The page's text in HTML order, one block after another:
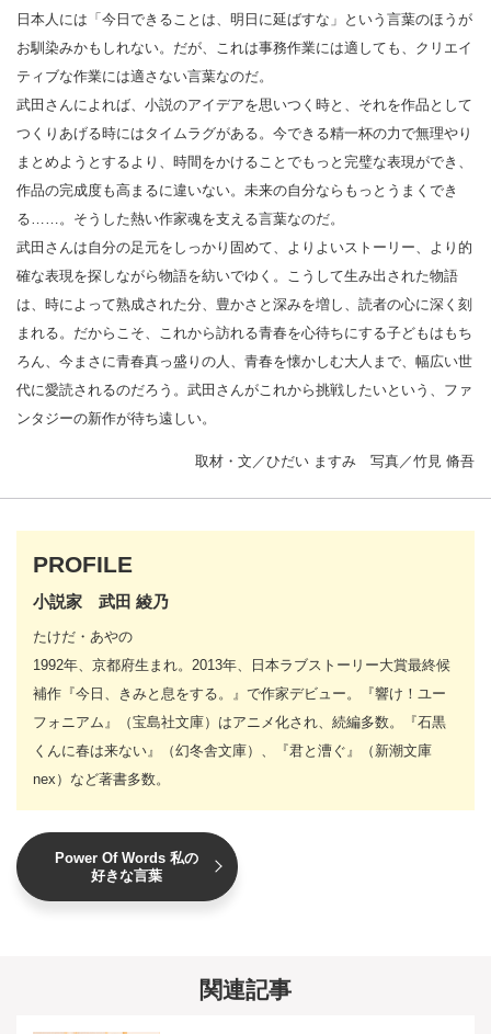
日本人には「今日できることは、明日に延ばすな」という言葉のほうが
お馴染みかもしれない。だが、これは事務作業には適しても、クリエイ
ティブな作業には適さない言葉なのだ。
武田さんによれば、小説のアイデアを思いつく時と、それを作品として
つくりあげる時にはタイムラグがある。今できる精一杯の力で無理やり
まとめようとするより、時間をかけることでもっと完璧な表現ができ、
作品の完成度も高まるに違いない。未来の自分ならもっとうまくでき
る……。そうした熱い作家魂を支える言葉なのだ。
武田さんは自分の足元をしっかり固めて、よりよいストーリー、より的
確な表現を探しながら物語を紡いでゆく。こうして生み出された物語
は、時によって熟成された分、豊かさと深みを増し、読者の心に深く刻
まれる。だからこそ、これから訪れる青春を心待ちにする子どもはもち
ろん、今まさに青春真っ盛りの人、青春を懐かしむ大人まで、幅広い世
代に愛読されるのだろう。武田さんがこれから挑戦したいという、ファ
ンタジーの新作が待ち遠しい。
取材・文／ひだい ますみ 写真／竹見 脩吾
PROFILE
小説家 武田 綾乃
たけだ・あやの
1992年、京都府生まれ。2013年、日本ラブストーリー大賞最終候
補作『今日、きみと息をする。』で作家デビュー。『響け！ユー
フォニアム』（宝島社文庫）はアニメ化され、続編多数。『石黒
くんに春は来ない』（幻冬舎文庫）、『君と漕ぐ』（新潮文庫
nex）など著書多数。
Power Of Words 私の
好きな言葉
関連記事